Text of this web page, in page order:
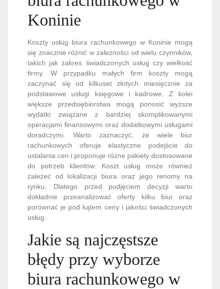
Koninie
Koszty usług biura rachunkowego w Koninie mogą
się znacznie różnić w zależności od wielu czynników,
takich jak zakres świadczonych usług czy wielkość
firmy. W przypadku małych firm koszty mogą
zaczynać się od kilkuset złotych miesięcznie za
podstawowe usługi księgowe i kadrowe. Z kolei
większe przedsiębiorstwa mogą ponosić wyższe
wydatki związane z bardziej skomplikowanymi
operacjami finansowymi oraz dodatkowymi usługami
doradczymi. Warto zaznaczyć, że wiele biur
rachunkowych oferuje elastyczne podejście do
ustalania cen i proponuje różne pakiety dostosowane
do potrzeb klientów. Koszt usług może również
zależeć od lokalizacji biura oraz jego renomy na
rynku. Dlatego przed podjęciem decyzji warto
dokładnie przeanalizować oferty kilku biur oraz
porównać je pod kątem ceny i jakości świadczonych
usług.
Jakie są najczęstsze
błędy przy wyborze
biura rachunkowego w